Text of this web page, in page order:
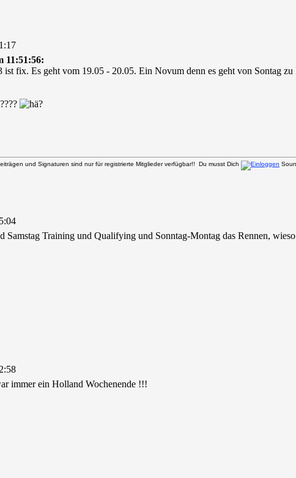
11:51:56:
fix. Es geht vom 19.05 - 20.05. Ein Novum denn es geht von Sontag zu
und Signaturen sind nur für registrierte Mitglieder verfügbar!! Du musst Dich
Samstag Training und Qualifying und Sonntag-Montag das Rennen,
immer ein Holland Wochenende !!!